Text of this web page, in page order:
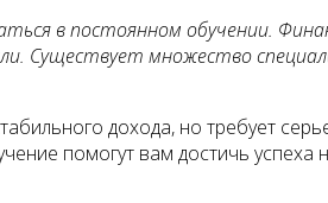
в постоянном обучении.
Существует множество
дохода, но требует
помогут вам достичь успеха